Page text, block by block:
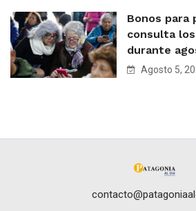
Bonos para
consulta
durante
Agosto 5,